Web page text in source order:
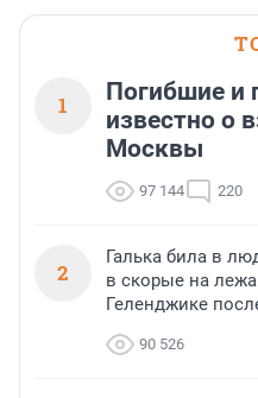
1
Погибшие и
известно о
Москвы
97 144 220
2
Галька била в
в скорые на
Геленджике
90 526